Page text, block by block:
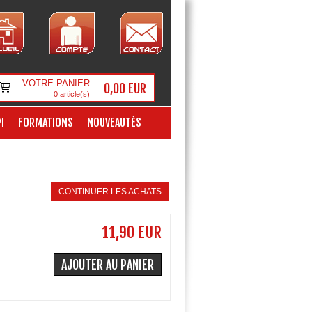
VOTRE PANIER
0article(s) 0,00 EUR
FORMATIONS NOUVEAUTÉS
CONTINUER LES ACHATS
11,90 EUR
AJOUTER AU PANIER